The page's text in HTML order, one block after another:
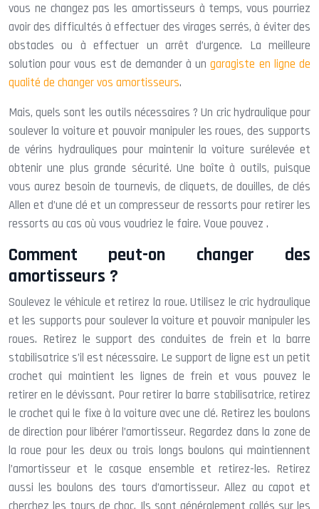
vous ne changez pas les amortisseurs à temps, vous pourriez
avoir des difficultés à effectuer des virages serrés, à éviter des
obstacles ou à effectuer un arrêt d’urgence. La meilleure
solution pour vous est de demander à ungaragiste en ligne de
qualité de changer vos amortisseurs.
Mais, quels sont les outils nécessaires ? Un cric hydraulique pour
soulever la voiture et pouvoir manipuler les roues, des supports
de vérins hydrauliques pour maintenir la voiture surélevée et
obtenir une plus grande sécurité. Une boîte à outils, puisque
vous aurez besoin de tournevis, de cliquets, de douilles, de clés
Allen et d’une clé et un compresseur de ressorts pour retirer les
ressorts au cas où vous voudriez le faire. Voue pouvez .
Comment peut-on changer des
amortisseurs ?
Soulevez le véhicule et retirez la roue. Utilisez le cric hydraulique
et les supports pour soulever la voiture et pouvoir manipuler les
roues. Retirez le support des conduites de frein et la barre
stabilisatrice s’il est nécessaire. Le support de ligne est un petit
crochet qui maintient les lignes de frein et vous pouvez le
retirer en le dévissant. Pour retirer la barre stabilisatrice, retirez
le crochet qui le fixe à la voiture avec une clé. Retirez les boulons
de direction pour libérer l’amortisseur. Regardez dans la zone de
la roue pour les deux ou trois longs boulons qui maintiennent
l’amortisseur et le casque ensemble et retirez-les. Retirez
aussi les boulons des tours d’amortisseur. Allez au capot et